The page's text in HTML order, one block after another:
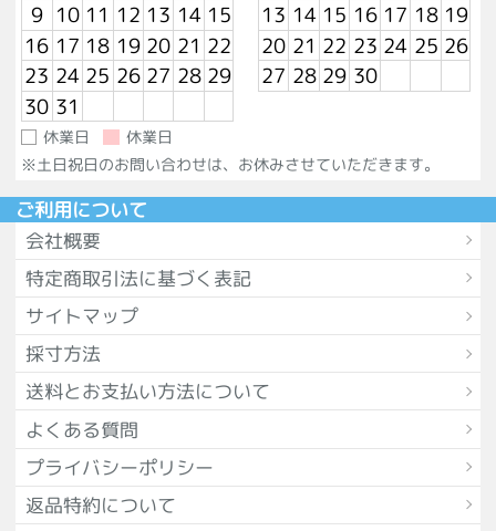
9 10 11 12 13 14 15
16 17 18 19 20 21 22
23 24 25 26 27 28 29
30 31
13 14 15 16 17 18 19
20 21 22 23 24 25 26
27 28 29 30
休業日
休業日
※土日祝日のお問い合わせは、お休みさせていただきます。
ご利用について
会社概要
特定商取引法に基づく表記
サイトマップ
採寸方法
送料とお支払い方法について
よくある質問
プライバシーポリシー
返品特約について